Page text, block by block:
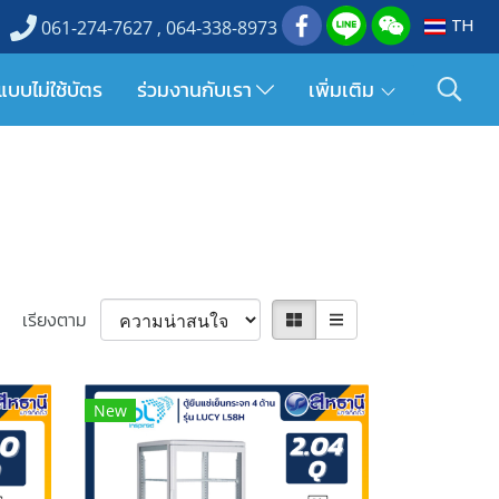
061-274-7627 , 064-338-8973 TH
บไม่ใช้บัตร ร่วมงานกับเรา เพิ่มเติม
เรียงตาม
New